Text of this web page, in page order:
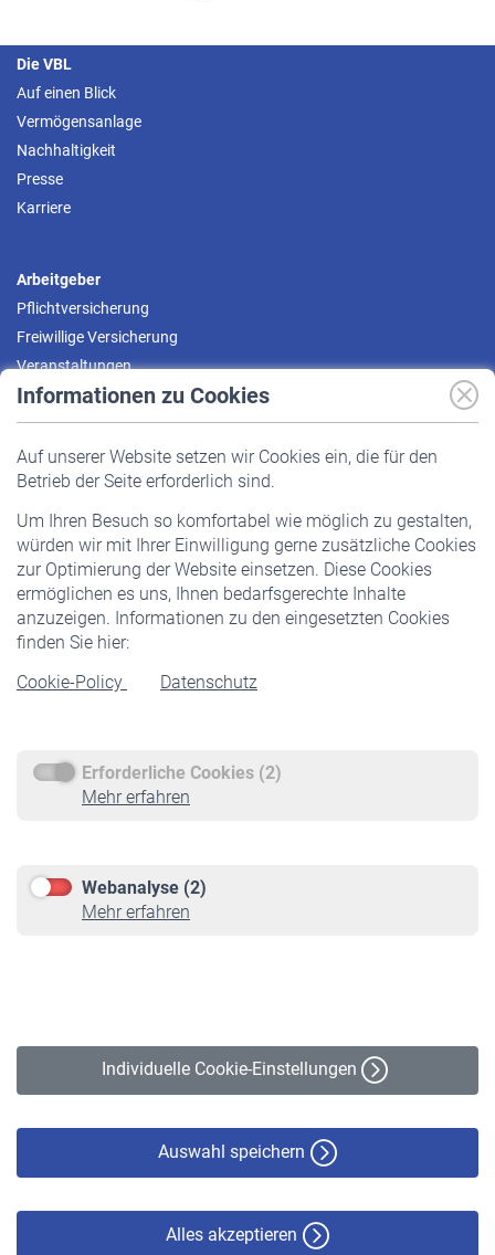
Informationen zu Cookies
Auf unserer Website setzen wir Cookies ein, die für den
Betrieb der Seite erforderlich sind.
Um Ihren Besuch so komfortabel wie möglich zu gestalten,
würden wir mit Ihrer Einwilligung gerne zusätzliche Cookies
zur Optimierung der Website einsetzen. Diese Cookies
ermöglichen es uns, Ihnen bedarfsgerechte Inhalte
anzuzeigen. Informationen zu den eingesetzten Cookies
finden Sie hier:
Cookie-Policy
Datenschutz
Erforderliche Cookies (2)
Mehr erfahren
Webanalyse (2)
Mehr erfahren
Individuelle Cookie-Einstellungen
Auswahl speichern
Alles akzeptieren
Die VBL
Auf einen Blick
Vermögensanlage
Nachhaltigkeit
Presse
Karriere
Arbeitgeber
Pflichtversicherung
Freiwillige Versicherung
Veranstaltungen
Pflichtversicherung
Staatliche Förderung
Veranstaltungen
Rentner
Rentenbeginn
Rente beantragen
Service
Informationen
Online-Rechner
VBLnewsletter
Erklärung zur Barrierefreiheit